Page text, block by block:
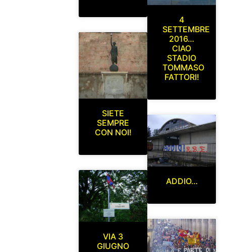
SIETE
SEMPRE
CON NOI!
VIA 3
GIUGNO
4
SETTEMBRE
2016…
CIAO
STADIO
TOMMASO
FATTORI!
ADDIO…